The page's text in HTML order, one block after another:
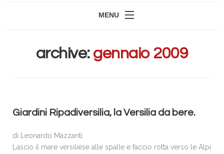
MENU
MANIFESTAZIONE
ACCREDITI E PRENOTAZIONI
GALLERIA FOTOGRAFICA
archive: gennaio 2009
Giardini Ripadiversilia, la Versilia da bere.
di Leonardo Mazzanti
Lascio il mare versiliese alle spalle e faccio rotta verso le Alpi